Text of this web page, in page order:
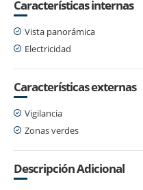
Características internas
Vista panorámica
Electricidad
Características externas
Vigilancia
Zonas verdes
Descripción Adicional